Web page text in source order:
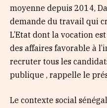
moyenne depuis 2014,
demande du travail qui
L’Etat dont la vocation
des affaires favorable à
recruter tous les
publique , rappelle le
Le contexte social